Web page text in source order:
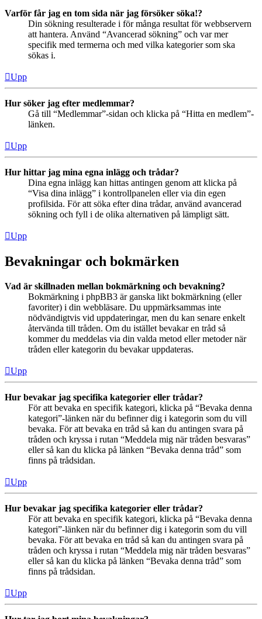
Varför får jag en tom sida när jag försöker söka!?
Din sökning resulterade i för många resultat för webbservern
att hantera. Använd “Avancerad sökning” och var mer
specifik med termerna och med vilka kategorier som ska
sökas i.
Upp
Hur söker jag efter medlemmar?
Gå till “Medlemmar”-sidan och klicka på “Hitta en medlem”-
länken.
Upp
Hur hittar jag mina egna inlägg och trådar?
Dina egna inlägg kan hittas antingen genom att klicka på
“Visa dina inlägg” i kontrollpanelen eller via din egen
profilsida. För att söka efter dina trådar, använd avancerad
sökning och fyll i de olika alternativen på lämpligt sätt.
Upp
Bevakningar och bokmärken
Vad är skillnaden mellan bokmärkning och bevakning?
Bokmärkning i phpBB3 är ganska likt bokmärkning (eller
favoriter) i din webbläsare. Du uppmärksammas inte
nödvändigtvis vid uppdateringar, men du kan senare enkelt
återvända till tråden. Om du istället bevakar en tråd så
kommer du meddelas via din valda metod eller metoder när
tråden eller kategorin du bevakar uppdateras.
Upp
Hur bevakar jag specifika kategorier eller trådar?
För att bevaka en specifik kategori, klicka på “Bevaka denna
kategori”-länken när du befinner dig i kategorin som du vill
bevaka. För att bevaka en tråd så kan du antingen svara på
tråden och kryssa i rutan “Meddela mig när tråden besvaras”
eller så kan du klicka på länken “Bevaka denna tråd” som
finns på trådsidan.
Upp
Hur bevakar jag specifika kategorier eller trådar?
För att bevaka en specifik kategori, klicka på “Bevaka denna
kategori”-länken när du befinner dig i kategorin som du vill
bevaka. För att bevaka en tråd så kan du antingen svara på
tråden och kryssa i rutan “Meddela mig när tråden besvaras”
eller så kan du klicka på länken “Bevaka denna tråd” som
finns på trådsidan.
Upp